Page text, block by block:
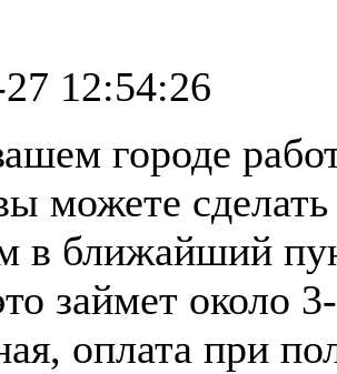
12:54:26
городе
можете
в ближайший
займет около
оплата при